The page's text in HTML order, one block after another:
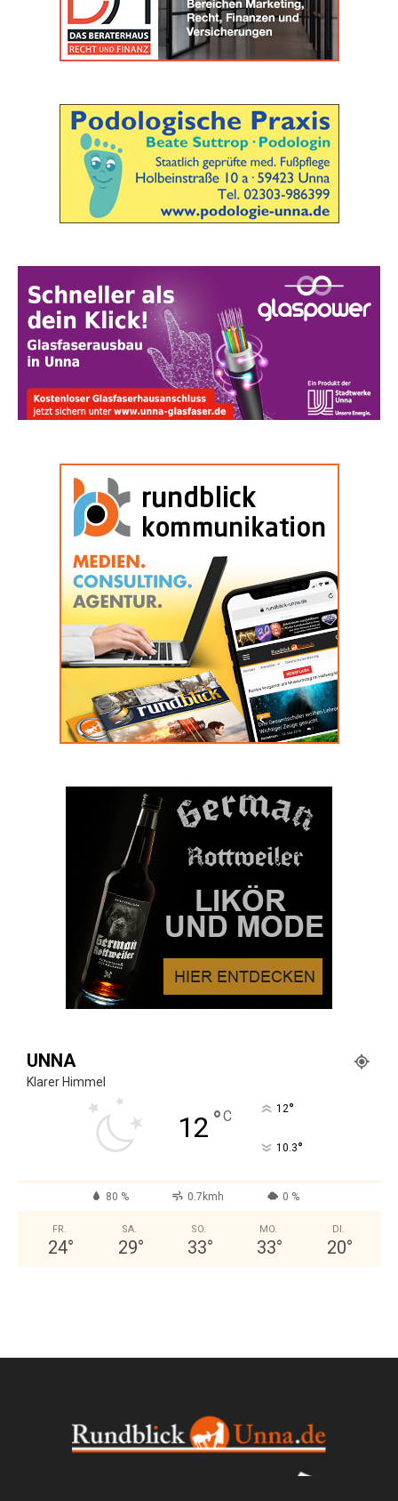
UNNA
Klarer Himmel
12 °C 12°
10.3°
80 % 0.7kmh 0 %
FR.
24°
SA.
29°
SO.
33°
MO.
33°
DI.
20°